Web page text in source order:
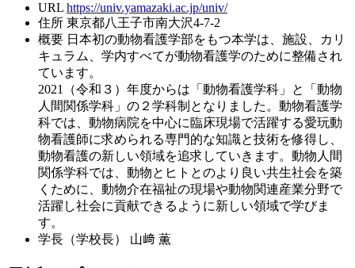
URL https://univ.yamazaki.ac.jp/univ/
住所 東京都八王子市南大沢4-7-2
概要 日本初の動物看護学部をもつ本学は、施設、カリ
キュラム、学内すべてが動物看護学のために整備され
ています。
2021（令和３）年度からは「動物看護学科」と「動物
人間関係学科」の２学科制となりました。動物看護学
科では、動物病院を中心に臨床現場で活躍する愛玩動
物看護師に求められる専門的な知識と技術を修得し、
動物看護の新しい領域を追求していきます。動物人間
関係学科では、動物とヒトとのより良い共生社会を築
くために、動物介在福祉の現場や動物関連産業分野で
活躍し社会に貢献できるように新しい領域で学びま
す。
学長（学校長）
山﨑 薫